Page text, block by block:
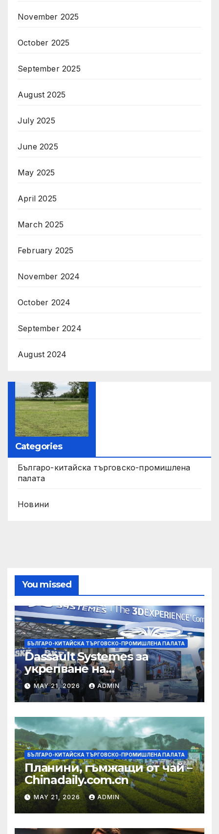
November 2025
October 2025
September 2025
August 2025
July 2025
June 2025
May 2025
April 2025
March 2025
February 2025
November 2024
October 2024
September 2024
August 2024
Categories
Българо-китайска търговско-промишлена
палата
Новини
You missed
БЪЛГАРО-КИТАЙСКА ТЪРГОВСКО-ПРОМИШЛЕНА ПАЛАТА
Dassault Systemes за
укрепване на
изграждането на AI
екосистема в Китай
MAY 21, 2026 ADMIN
БЪЛГАРО-КИТАЙСКА ТЪРГОВСКО-ПРОМИШЛЕНА ПАЛАТА
Планини, гъмжащи от чай –
Chinadaily.com.cn
MAY 21, 2026 ADMIN